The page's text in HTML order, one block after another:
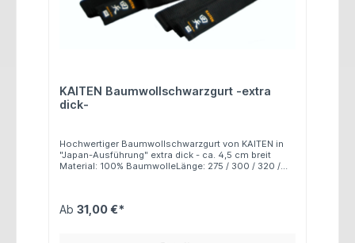
KAITEN Baumwollschwarzgurt -extra
dick-
Hochwertiger Baumwollschwarzgurt von KAITEN in
"Japan-Ausführung" extra dick - ca. 4,5 cm breit
Material: 100% BaumwolleLänge: 275 / 300 / 320 /
Ab 31,00 €*